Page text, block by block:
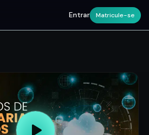
Entrar Matricule-se